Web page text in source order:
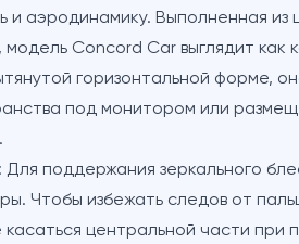
и аэродинамику. Выполненная из
модель Concord Car выглядит как
горизонтальной форме,
под монитором или
Для поддержания зеркального
Чтобы избежать следов от
касаться центральной части при